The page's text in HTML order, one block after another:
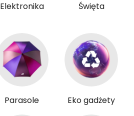
Elektronika Święta
Parasole Eko gadżety